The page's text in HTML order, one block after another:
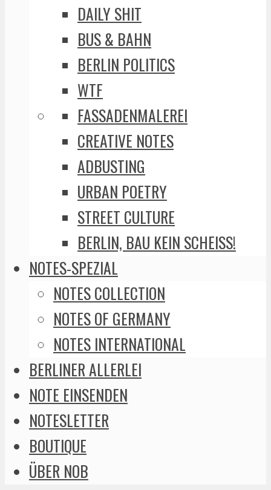
DAILY SHIT
BUS & BAHN
BERLIN POLITICS
WTF
FASSADENMALEREI
CREATIVE NOTES
ADBUSTING
URBAN POETRY
STREET CULTURE
BERLIN, BAU KEIN SCHEISS!
NOTES-SPEZIAL
NOTES COLLECTION
NOTES OF GERMANY
NOTES INTERNATIONAL
BERLINER ALLERLEI
NOTE EINSENDEN
NOTESLETTER
BOUTIQUE
ÜBER NOB